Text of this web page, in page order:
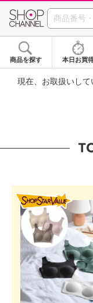
商品を探す 本日お買
現在、お取扱いして